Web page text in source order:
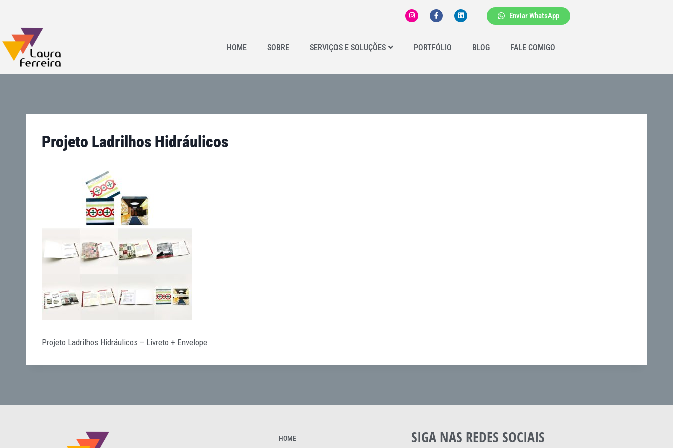
Enviar WhatsApp
HOME SOBRE SERVIÇOS E SOLUÇÕES PORTFÓLIO BLOG FALE COMIGO
Projeto Ladrilhos Hidráulicos
Projeto Ladrilhos Hidráulicos – Livreto + Envelope
HOME SIGA NAS REDES SOCIAIS